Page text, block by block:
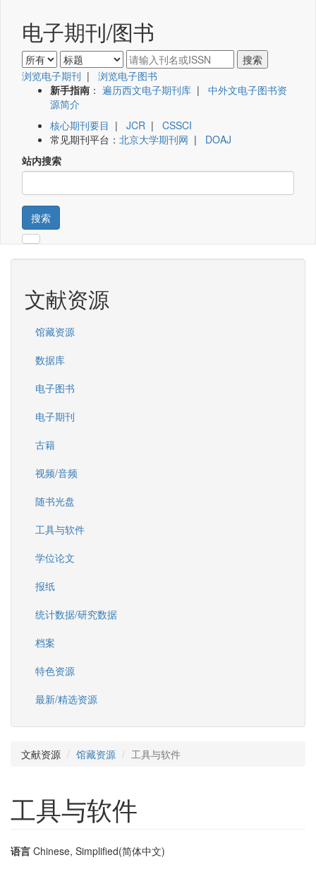
电子期刊/图书
浏览电子期刊 | 浏览电子图书
新手指南 ： 遍历西文电子期刊库 | 中外文电子图书资
源简介
核心期刊要目 | JCR | CSSCI
常见期刊平台： 北京大学期刊网 | DOAJ
站内搜索
搜索
文献资源
馆藏资源
数据库
电子图书
电子期刊
古籍
视频/音频
随书光盘
工具与软件
学位论文
报纸
统计数据/研究数据
档案
特色资源
最新/精选资源
文献资源 馆藏资源 工具与软件
工具与软件
语言 Chinese, Simplified(简体中文)